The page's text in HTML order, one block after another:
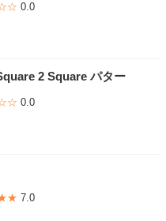
0.0
2 Square パター
0.0
7.0